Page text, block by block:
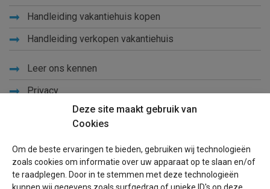
Deze site maakt gebruik van
Cookies
Om de beste ervaringen te bieden, gebruiken wij technologieën
zoals cookies om informatie over uw apparaat op te slaan en/of
te raadplegen. Door in te stemmen met deze technologieën
Handleiding vakantiehuis kopen
Handleiding verkopen vakantiehuis
Leer ons kennen
Privacy
Blog